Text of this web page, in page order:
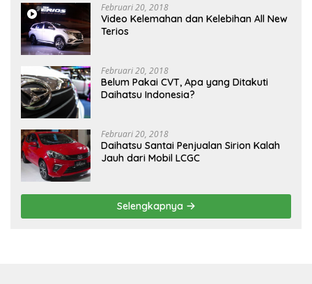
Februari 20, 2018
Video Kelemahan dan Kelebihan All New
Terios
Februari 20, 2018
Belum Pakai CVT, Apa yang Ditakuti
Daihatsu Indonesia?
Februari 20, 2018
Daihatsu Santai Penjualan Sirion Kalah
Jauh dari Mobil LCGC
Selengkapnya